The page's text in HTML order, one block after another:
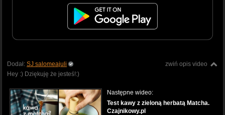
zwiń opis video
Dodał: SJ salomeajuli
Hey :) Dziękuję że jesteś!:)
Następne wideo:
Test kawy z zieloną herbatą Matcha.
Czajnikowy.pl